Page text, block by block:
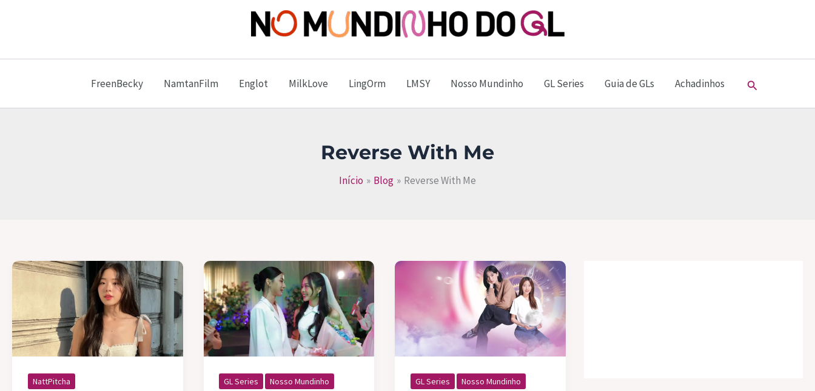
conteúdo
FreenBecky NamtanFilm Englot MilkLove LingOrm LMSY Nosso Mundinho GL Series Guia de GLs Achadinhos Pesquisar
Reverse With Me
Início Blog Reverse With Me
NattPitcha GL Series Nosso Mundinho GL Series Nosso Mundinho